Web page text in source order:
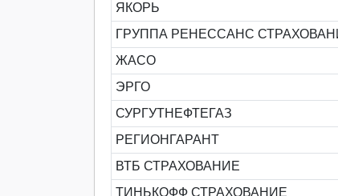
ЯКОРЬ
ГРУППА РЕНЕССАНС
ЖАСО
ЭРГО
СУРГУТНЕФТЕГАЗ
РЕГИОНГАРАНТ
ВТБ СТРАХОВАНИЕ
ТИНЬКОФФ СТРАХОВАНИЕ